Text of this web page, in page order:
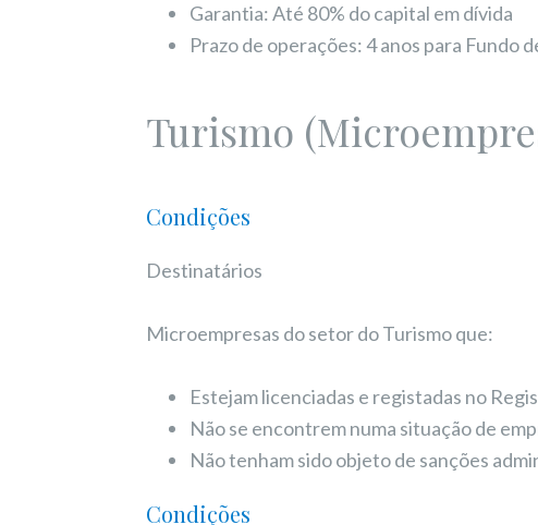
Garantia: Até 80% do capital em dívida
Prazo de operações: 4 anos para Fundo
Turismo
Condições
Destinatários
Microempresas do setor do Turismo que:
Estejam licenciadas e registadas no
Não se encontrem numa situação de
Não tenham sido objeto de sanções
Condições